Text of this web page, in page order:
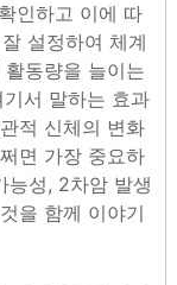
인하고 이에 따
설정하여 체계
동량을 늘이는
서 말하는 효과
적 신체의 변화
면 가장 중요하
능성, 2차암 발생
을 함께 이야기